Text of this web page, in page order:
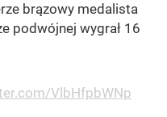
brązowy medalista
podwójnej wygrał 16
VlbHfpbWNp